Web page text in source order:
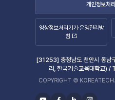
개인정보처
영상정보처리기기·운영관리방
침
[31253] 충청남도 천안시 동남
리, 한국기술교육대학교) /
COPYRIGHT ©